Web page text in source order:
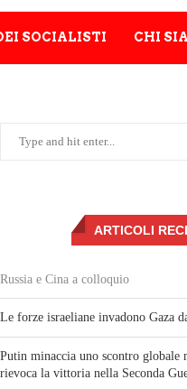
SOCIALISTI CHI
ARTICOLI
Russia e Cina a colloquio
Le forze israeliane invadono Gaza
Putin minaccia uno scontro globale
rievoca la vittoria nella Seconda